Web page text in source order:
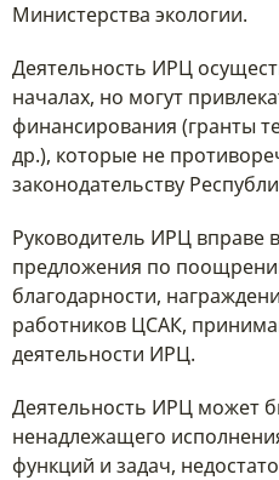
Министерства экологии.
Деятельность ИРЦ
началах, но могут
финансирования (гранты
др.), которые не
законодательству
Руководитель ИРЦ вправе
предложения по
благодарности,
работников ЦСАК,
деятельности ИРЦ.
Деятельность ИРЦ может
ненадлежащего
функций и задач,